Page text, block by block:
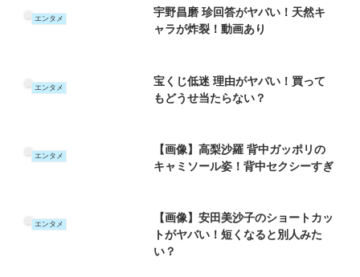
エンタメ
宇野昌磨 珍回答がヤバい！天然キ
ャラが炸裂！動画あり
エンタメ
宝くじ低迷 理由がヤバい！買って
もどうせ当たらない？
エンタメ
【画像】高梨沙羅 背中ガッポリの
キャミソール姿！背中セクシーすぎ
エンタメ
【画像】安田美沙子のショートカッ
トがヤバい！短くなると別人みた
い？